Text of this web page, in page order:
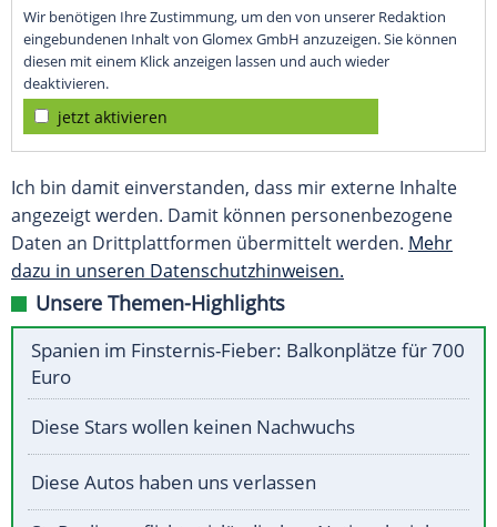
Wir benötigen Ihre Zustimmung, um den von unserer Redaktion
eingebundenen Inhalt von Glomex GmbH anzuzeigen. Sie können
diesen mit einem Klick anzeigen lassen und auch wieder
deaktivieren.
jetzt aktivieren
Ich bin damit einverstanden, dass mir externe Inhalte
angezeigt werden. Damit können personenbezogene
Daten an Drittplattformen übermittelt werden. Mehr
dazu in unseren Datenschutzhinweisen.
Unsere Themen-Highlights
Spanien im Finsternis-Fieber: Balkonplätze für 700
Euro
Diese Stars wollen keinen Nachwuchs
Diese Autos haben uns verlassen